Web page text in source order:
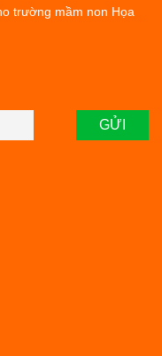
trường mầm non Họa